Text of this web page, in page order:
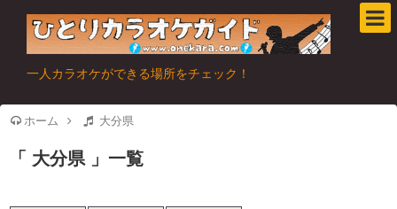
一人カラオケができる場所をチェック！
ホーム 大分県
大分県 一覧